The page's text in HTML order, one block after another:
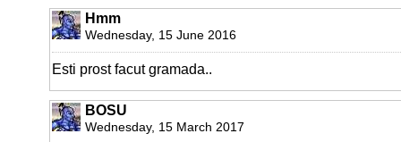
Hmm
Wednesday, 15 June 2016
Esti prost facut gramada..
BOSU
Wednesday, 15 March 2017